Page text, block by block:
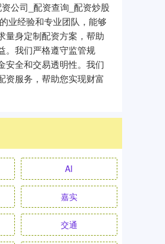
公司_配资查询_配资炒股
业经验和专业团队，能够
量身定制配资方案，帮助
。我们严格遵守监管规
安全和交易透明性。我们
资服务，帮助您实现财富
AI
嘉实
交通